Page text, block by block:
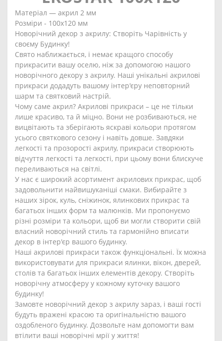
Матеріал ― акрил 2 мм
Розміри - 100х120 мм
Новорічний декор з акрилу: Створіть Чарівність у
своєму Будинку!
Свято наближається, і немає кращого способу
прикрасити вашу оселю, ніж за допомогою нашого
новорічного декору з акрилу. Наші унікальні акрилові
прикраси додадуть вашому інтер'єру неповторний
шарм та святковий настрій.
Чому саме акрил? Акрилові прикраси – це не тільки
лише красиво, та й міцно. Вони не розбиваються, не
вицвітають та зберігають яскраві кольори протягом
усього святкового сезону і навіть довше. Завдяки
легкості та прозорості акрилу, прикраси створюють
відчуття легкості та легкості, при цьому вони блискуче
переливаються на світлі.
У нас є широкий асортимент акрилових прикрас, щоб
задовольнити найвишуканіші смаки. Вибирайте з
наших зірок, куль, сніжинок, ялинкових прикрас та
багатьох інших форм та малюнків. Ми пропонуємо
різні розміри та кольори, щоб ви могли створити свій
власний новорічний стиль та гармонійно вписати
декор в інтер'єр вашого будинку.
Наші акрилові прикраси також функціональні. Їх можна
використовувати для прикраси ялинки, вікон, дверей,
столів та багатьох інших елементів декору. Створіть
новорічну атмосферу у кожному куточку вашого
будинку!
Замовте новорічний декор з акрилу зараз, і ваші гості
будуть вражені красою та оригінальністю вашого
оздобленого будинку. Дозвольте нам допомогти вам
втілити ваші новорічні мрії у життя!